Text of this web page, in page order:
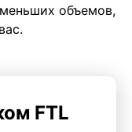
меньших объемов,
FTL